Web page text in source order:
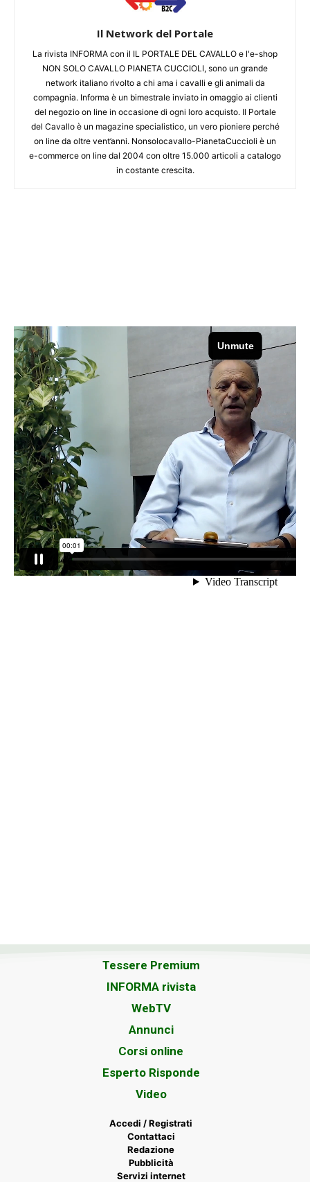
Il Network del Portale
La rivista INFORMA con il IL PORTALE DEL CAVALLO e l'e-shop
NON SOLO CAVALLO PIANETA CUCCIOLI, sono un grande
network italiano rivolto a chi ama i cavalli e gli animali da
compagnia. Informa è un bimestrale inviato in omaggio ai clienti
del negozio on line in occasione di ogni loro acquisto. Il Portale
del Cavallo è un magazine specialistico, un vero pioniere perché
on line da oltre vent’anni. Nonsolocavallo-PianetaCuccioli è un
e-commerce on line dal 2004 con oltre 15.000 articoli a catalogo
in costante crescita.
Tessere Premium
INFORMA rivista
WebTV
Annunci
Corsi online
Esperto Risponde
Video
Accedi / Registrati
Contattaci
Redazione
Pubblicità
Servizi internet